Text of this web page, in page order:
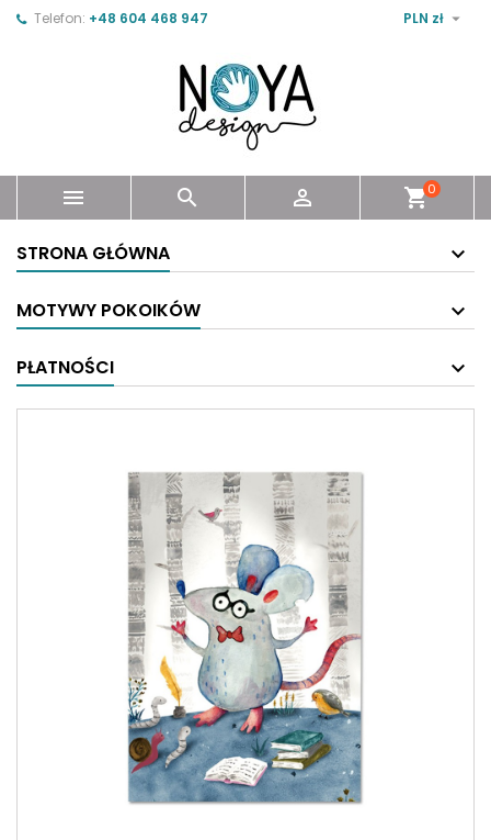
Telefon: +48 604 468 947 PLN zł 
   shopping_cart0
STRONA GŁÓWNA
MOTYWY POKOIKÓW
PŁATNOŚCI